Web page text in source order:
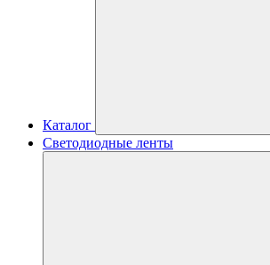
Каталог
Светодиодные ленты